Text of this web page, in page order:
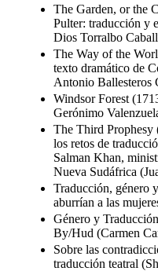
The Garden, or the
Pulter: traducción y
Dios Torralbo
The Way of the
texto dramático de
Antonio Ballesteros
Windsor Forest
Gerónimo
The Third Prophesy
los retos de
Salman Khan,
Nueva Sudáfrica
Traducción, género
aburrían a las
Género y
By/Hud (Carmen
Sobre las
traducción teatral